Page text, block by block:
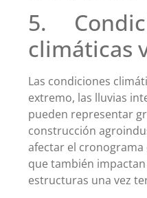
5.
climáticas
Las condiciones
extremo, las lluvias
pueden representar
construcción
afectar el
que también
estructuras una vez